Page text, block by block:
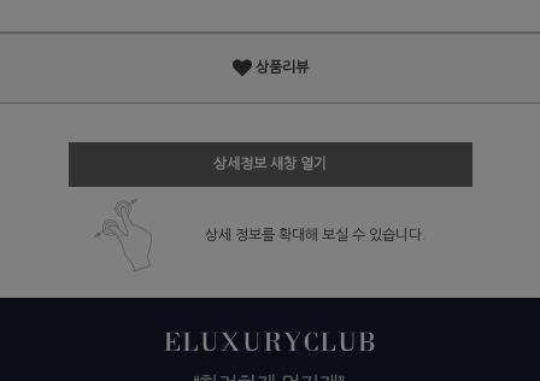
상품리뷰
상세정보 새창 열기
상세 정보를 확대해 보실 수 있습니다.